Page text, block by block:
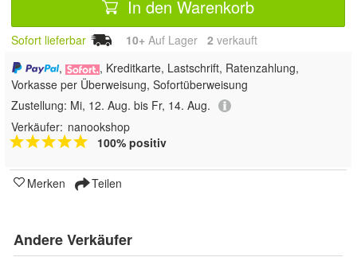
In den Warenkorb
Sofort lieferbar 10+ Auf Lager 2 verkauft
,
, Kreditkarte, Lastschrift, Ratenzahlung,
Vorkasse per Überweisung, Sofortüberweisung
Zustellung: Mi, 12. Aug. bis Fr, 14. Aug.
Verkäufer: nanookshop
100% positiv
Merken Teilen
Andere Verkäufer